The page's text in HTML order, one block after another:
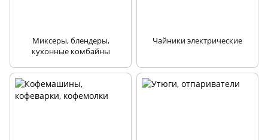
Миксеры, блендеры,
кухонные комбайны
Чайники электрические